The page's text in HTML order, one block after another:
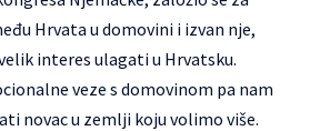
Hrvata u domovini i izvan nje,
interes ulagati u Hrvatsku.
veze s domovinom pa nam
novac u zemlji koju volimo više.